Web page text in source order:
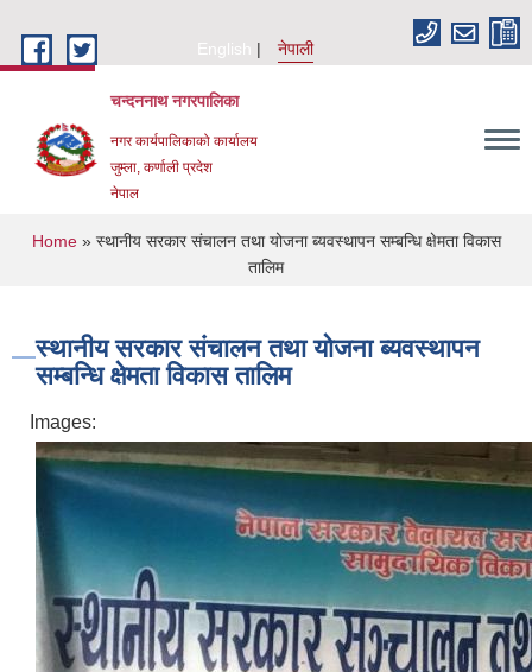
English
नेपाली
चन्दननाथ नगरपालिका
नगर कार्यपालिकाको कार्यालय
जुम्ला, कर्णाली प्रदेश
नेपाल
You are here
Home» स्थानीय सरकार संचालन तथा योजना ब्यवस्थापन सम्बन्धि क्षेमता विकास
तालिम
स्थानीय सरकार संचालन तथा योजना ब्यवस्थापन
सम्बन्धि क्षेमता विकास तालिम
Images: